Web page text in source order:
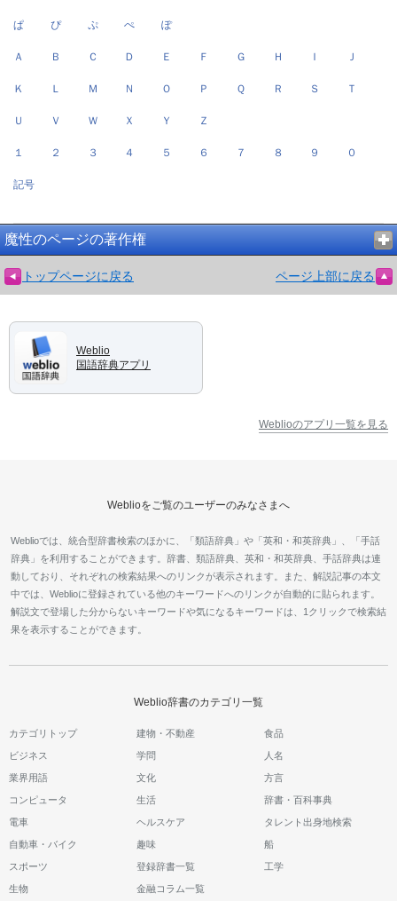
ぱ ぴ ぷ ぺ ぽ
Ａ Ｂ Ｃ Ｄ Ｅ Ｆ Ｇ Ｈ Ｉ Ｊ
Ｋ Ｌ Ｍ Ｎ Ｏ Ｐ Ｑ Ｒ Ｓ Ｔ
Ｕ Ｖ Ｗ Ｘ Ｙ Ｚ
１ ２ ３ ４ ５ ６ ７ ８ ９ ０
記号
魔性のページの著作権
トップページに戻る ページ上部に戻る
Weblio
国語辞典アプリ
Weblioのアプリ一覧を見る
Weblioをご覧のユーザーのみなさまへ
Weblioでは、統合型辞書検索のほかに、「類語辞典」や「英和・和英辞典」、「手話
辞典」を利用することができます。辞書、類語辞典、英和・和英辞典、手話辞典は連
動しており、それぞれの検索結果へのリンクが表示されます。また、解説記事の本文
中では、Weblioに登録されている他のキーワードへのリンクが自動的に貼られます。
解説文で登場した分からないキーワードや気になるキーワードは、1クリックで検索結
果を表示することができます。
Weblio辞書のカテゴリ一覧
カテゴリトップ 建物・不動産 食品
ビジネス 学問 人名
業界用語 文化 方言
コンピュータ 生活 辞書・百科事典
電車 ヘルスケア タレント出身地検索
自動車・バイク 趣味 船
スポーツ 登録辞書一覧 工学
生物 金融コラム一覧